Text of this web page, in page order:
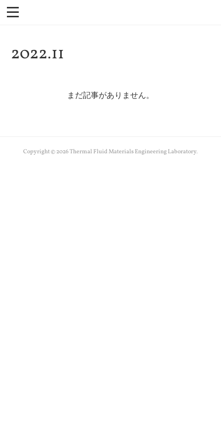
2022.11
まだ記事がありません。
Copyright ©2026Thermal Fluid Materials Engineering Laboratory.